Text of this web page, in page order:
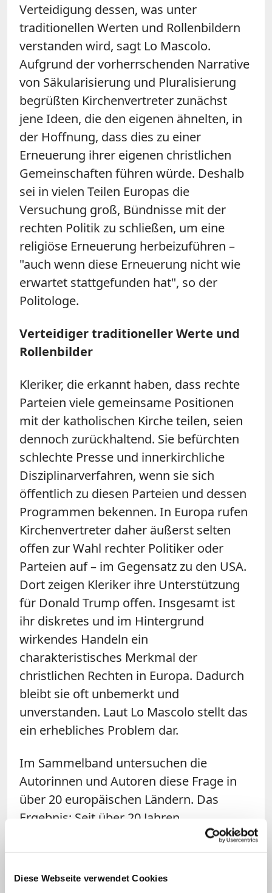
Diese Webseite verwendet Cookies
Verteidigung dessen, was unter
traditionellen Werten und Rollenbildern
verstanden wird, sagt Lo Mascolo.
Aufgrund der vorherrschenden Narrative
von Säkularisierung und Pluralisierung
begrüßten Kirchenvertreter zunächst
jene Ideen, die den eigenen ähnelten, in
der Hoffnung, dass dies zu einer
Erneuerung ihrer eigenen christlichen
Gemeinschaften führen würde. Deshalb
sei in vielen Teilen Europas die
Versuchung groß, Bündnisse mit der
rechten Politik zu schließen, um eine
religiöse Erneuerung herbeizuführen –
"auch wenn diese Erneuerung nicht wie
erwartet stattgefunden hat", so der
Politologe.
Verteidiger traditioneller Werte und
Rollenbilder
Kleriker, die erkannt haben, dass rechte
Parteien viele gemeinsame Positionen
mit der katholischen Kircheteilen, seien
dennoch zurückhaltend. Sie befürchten
schlechte Presse und innerkirchliche
Disziplinarverfahren, wenn sie sich
öffentlich zu diesen Parteien und dessen
Programmen bekennen. In Europa rufen
Kirchenvertreter daher äußerst selten
offen zur Wahl rechter Politiker oder
Parteien auf– im Gegensatz zu den USA.
Dort zeigen Kleriker ihre Unterstützung
für Donald Trump offen. Insgesamt ist
ihr diskretes und im Hintergrund
wirkendes Handeln ein
charakteristisches Merkmal der
christlichen Rechten in Europa. Dadurch
bleibt sie oft unbemerkt und
unverstanden. Laut Lo Mascolo stellt das
ein erhebliches Problem dar.
Im Sammelband untersuchen die
Autorinnen und Autoren diese Frage in
über 20 europäischen Ländern. Das
Ergebnis: Seit über 20 Jahren
agieren Anti-Gender-Organisationen in
um die Zusammenarbeit zwischen